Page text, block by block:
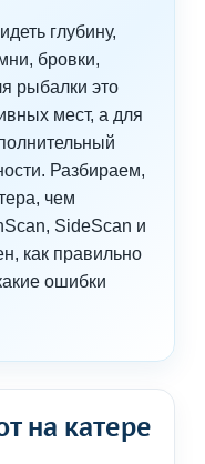
глубину,
бровки,
рыбалки это
мест, а для
Разбираем,
чем
SideScan и
как правильно
ошибки
на катере